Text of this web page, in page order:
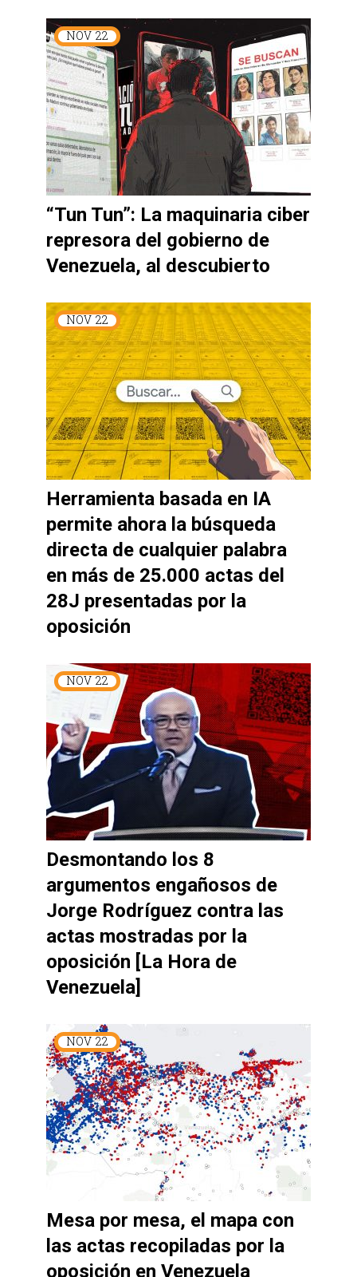
NOV 22
“Tun Tun”: La maquinaria ciber
represora del gobierno de
Venezuela, al descubierto
NOV 22
Herramienta basada en IA
permite ahora la búsqueda
directa de cualquier palabra
en más de 25.000 actas del
28J presentadas por la
oposición
NOV 22
Desmontando los 8
argumentos engañosos de
Jorge Rodríguez contra las
actas mostradas por la
oposición [La Hora de
Venezuela]
NOV 22
Mesa por mesa, el mapa con
las actas recopiladas por la
oposición en Venezuela